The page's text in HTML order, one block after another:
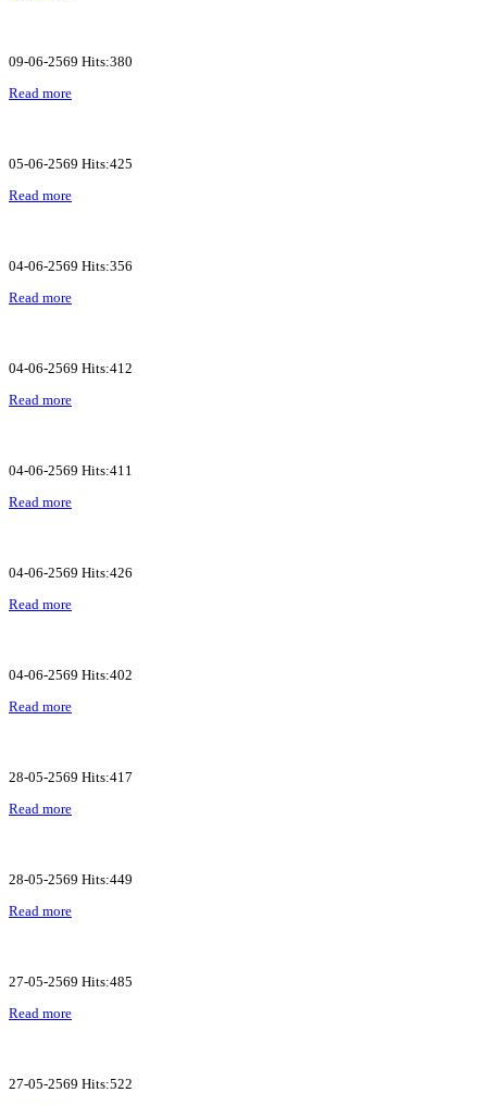
09-06-2569 Hits:380
Read more
05-06-2569 Hits:425
Read more
04-06-2569 Hits:356
Read more
04-06-2569 Hits:412
Read more
04-06-2569 Hits:411
Read more
04-06-2569 Hits:426
Read more
04-06-2569 Hits:402
Read more
28-05-2569 Hits:417
Read more
28-05-2569 Hits:449
Read more
27-05-2569 Hits:485
Read more
27-05-2569 Hits:522